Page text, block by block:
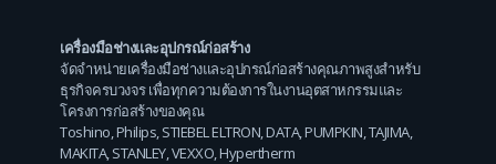
เครื่องมือช่างและอุปกรณ์ก่อสร้าง
จัดจำหน่ายเครื่องมือช่างและอุปกรณ์ก่อสร้างคุณภาพสูงสำหรับ
ธุรกิจครบวงจร เพื่อทุกความต้องการในงานอุตสาหกรรมและ
โครงการก่อสร้างของคุณ
Toshino,Philips,STIEBEL ELTRON,DATA,PUMPKIN,TAJIMA,
MAKITA,STANLEY,VEXXO,Hypertherm